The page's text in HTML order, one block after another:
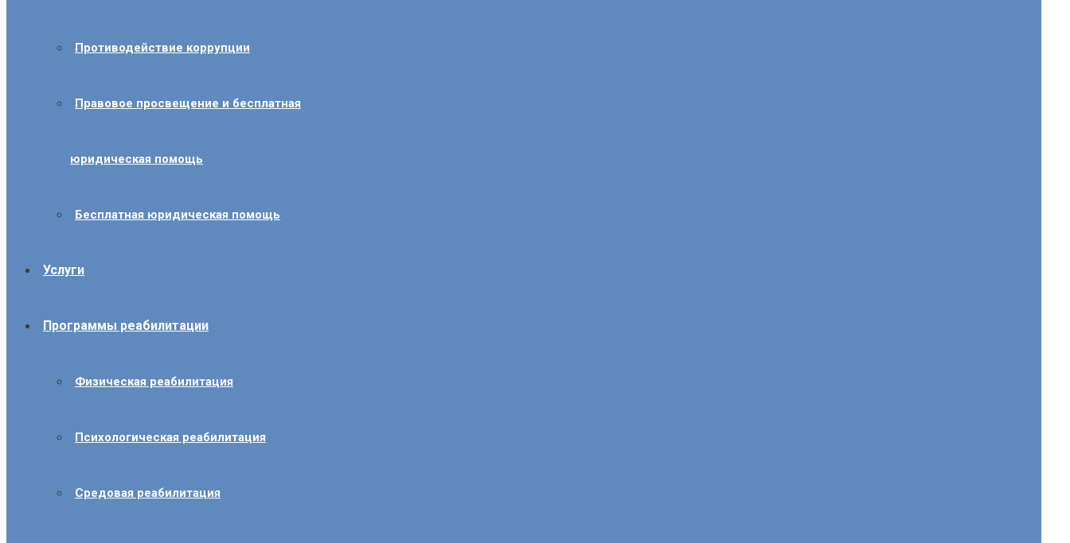
Противодействие коррупции
Правовое просвещение и бесплатная
юридическая помощь
Бесплатная юридическая помощь
Услуги
Программы реабилитации
Физическая реабилитация
Психологическая реабилитация
Средовая реабилитация